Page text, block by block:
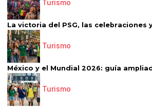
Turismo
La victoria del PSG, las celebraciones
Turismo
México y el Mundial 2026: guía
Turismo